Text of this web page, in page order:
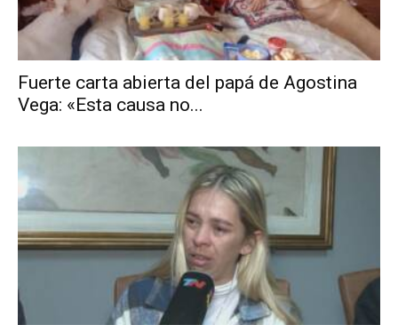
Fuerte carta abierta del papá de Agostina
Vega: «Esta causa no...